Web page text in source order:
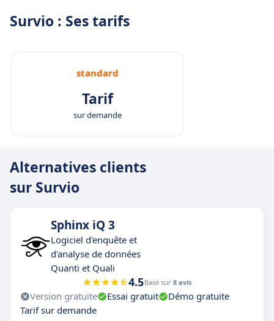
Survio : Ses tarifs
standard
Tarif
sur demande
Alternatives clients
sur Survio
Sphinx iQ 3
Logiciel d'enquête et
d'analyse de données
Quanti et Quali
4.5Basé sur 8 avis
Version gratuite Essai gratuit
Démo gratuite
Tarif sur demande